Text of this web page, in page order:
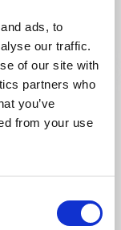
ads, to
our traffic.
of our site with
partners who
you’ve
from your use
Gästehaus